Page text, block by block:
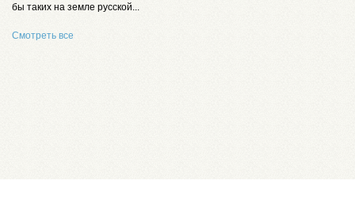
бы таких на земле русской...
Смотреть все